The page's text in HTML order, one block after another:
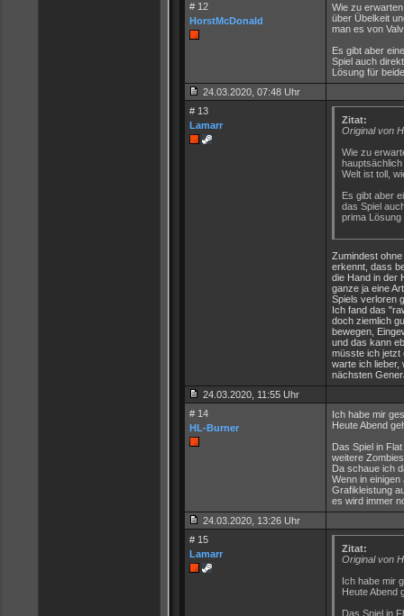
# 12
HorstMcDonald
Wie zu
über Übelkeit
man es von
Es gibt aber
Spiel auch
Lösung für
24.03.2020, 07:48 Uhr
# 13
Lamarr
Zitat:
Original von
Wie zu
Welt ist toll,
Es gibt aber
das Spiel
prima
Zumindest
erkennt, dass
die Hand in der
ganze ja eine
Spiels verloren
Ich fand das
doch ziemlich
bewegen,
und das kann
müsste ich jetzt
warte ich lieber,
nächsten
24.03.2020, 11:55 Uhr
# 14
HL-Burner
Ich habe mir
Heute Abend
Das Spiel in
weitere
Da schaue ich
Wenn in
Grafikleistung
es wird immer
24.03.2020, 13:26 Uhr
# 15
Lamarr
Zitat:
Original von
Ich habe mir
Heute Abend
Das Spiel in